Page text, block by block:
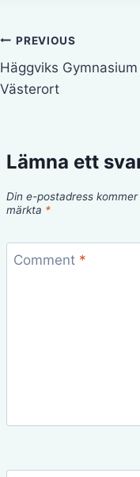
PREVIOUS
Häggviks Gymnasium
Västerort
Lämna ett
Din e-postadress
märkta *
Comment *